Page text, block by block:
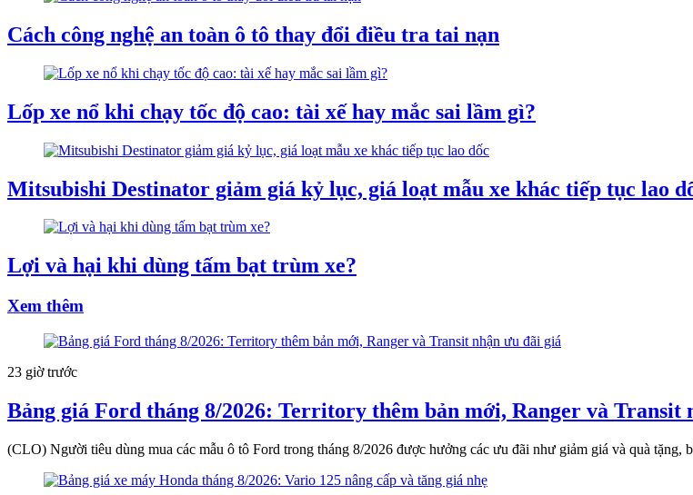
Cách công nghệ an toàn ô tô thay đổi điều tra tai nạn
Lốp xe nổ khi chạy tốc độ cao: tài xế hay mắc sai lầm gì?
Mitsubishi Destinator giảm giá kỷ lục, giá loạt mẫu xe khác tiếp tục lao
Lợi và hại khi dùng tấm bạt trùm xe?
Xem thêm
23 giờ trước
Bảng giá Ford tháng 8/2026: Territory thêm bản mới, Ranger và Transit
(CLO) Người tiêu dùng mua các mẫu ô tô Ford trong tháng 8/2026 được hưởng các ưu đãi như giảm giá và quà tặng,